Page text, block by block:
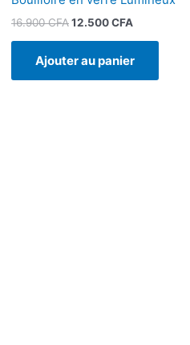
16.900CFA12.500CFA
Ajouter au panier